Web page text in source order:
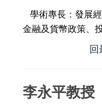
學術專長：發展經
金融及貨幣政策、
回
李永平教授